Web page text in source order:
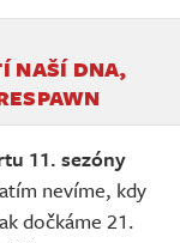
NAŠÍ DNA,
11. sezóny
nevíme, kdy
dočkáme 21.